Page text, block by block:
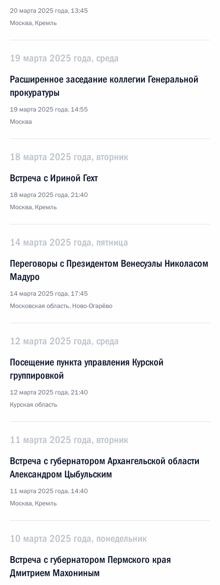
20 марта 2025 года, 13:45
Москва, Кремль
19 марта 2025 года, среда
Расширенное заседание коллегии Генеральной
прокуратуры
19 марта 2025 года, 14:55
Москва
18 марта 2025 года, вторник
Встреча с Ириной Гехт
18 марта 2025 года, 21:40
Москва, Кремль
14 марта 2025 года, пятница
Переговоры с Президентом Венесуэлы Николасом
Мадуро
14 марта 2025 года, 17:45
Московская область, Ново-Огарёво
12 марта 2025 года, среда
Посещение пункта управления Курской
группировкой
12 марта 2025 года, 21:40
Курская область
11 марта 2025 года, вторник
Встреча с губернатором Архангельской области
Александром Цыбульским
11 марта 2025 года, 14:40
Москва, Кремль
10 марта 2025 года, понедельник
Встреча с губернатором Пермского края
Дмитрием Махониным